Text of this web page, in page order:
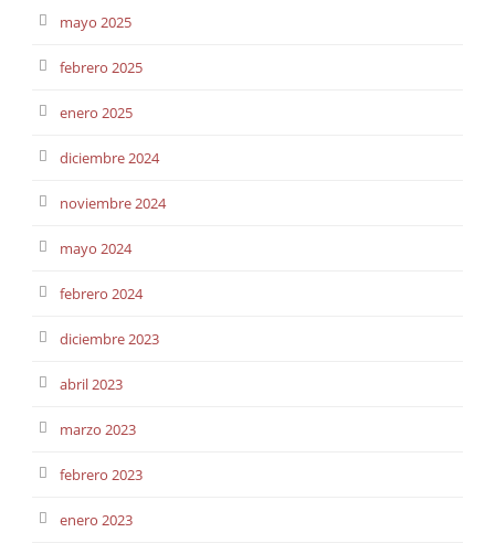
mayo 2025
febrero 2025
enero 2025
diciembre 2024
noviembre 2024
mayo 2024
febrero 2024
diciembre 2023
abril 2023
marzo 2023
febrero 2023
enero 2023